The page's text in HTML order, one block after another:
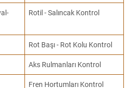
Rotil - Salıncak Kontrol
Rot Başı - Rot Kolu Kontrol
Aks Rulmanları Kontrol
Fren Hortumları Kontrol